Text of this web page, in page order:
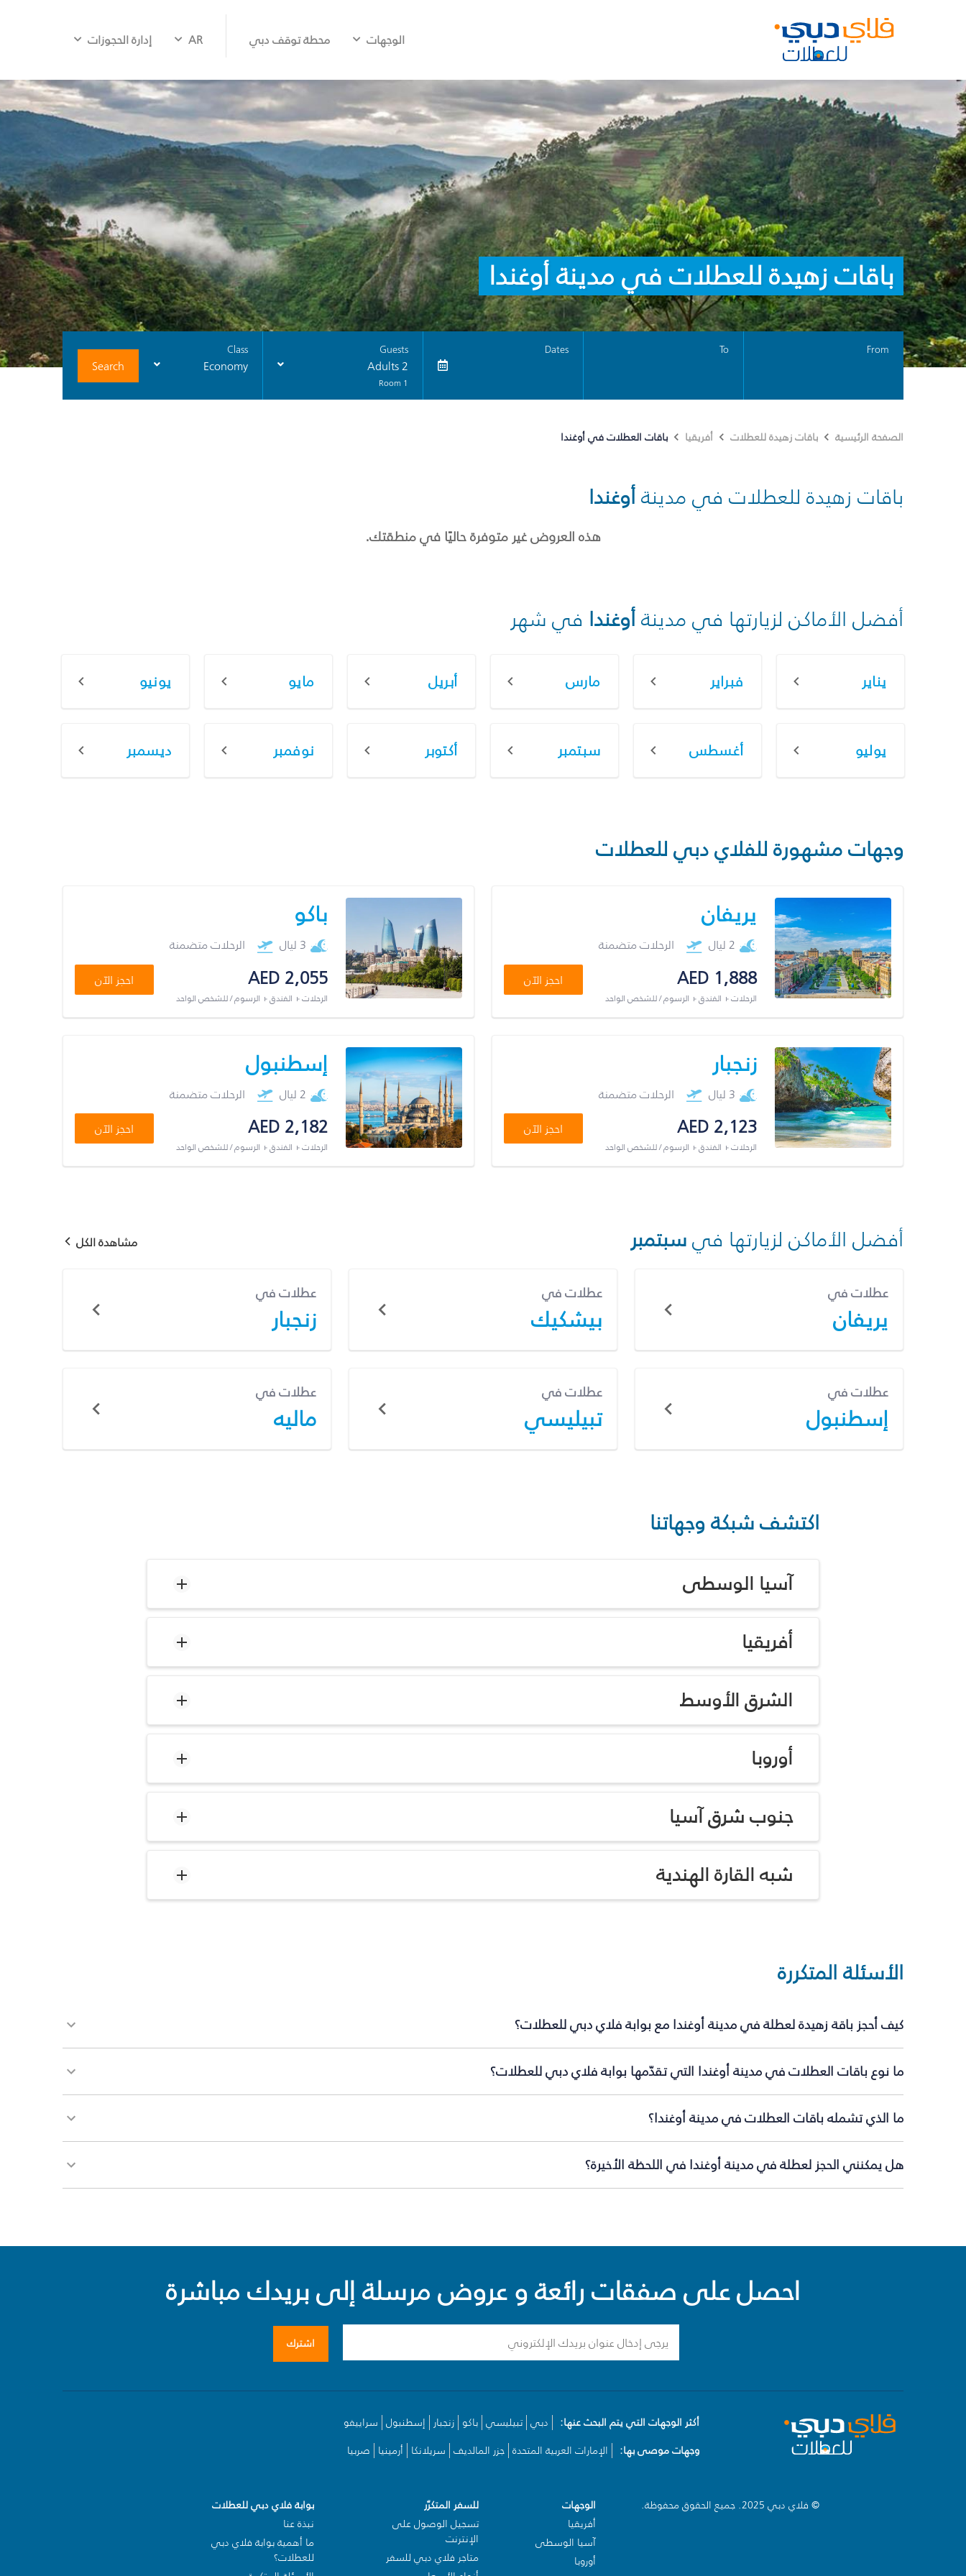
الوجهات محطة توقف دبي AR إدارة الحجوزات
باقات زهيدة للعطلات في مدينة أوغندا
From
To
Dates
Guests
2 Adults
1 Room
Class
Economy
Search
الصفحة الرئيسية باقات زهيدة للعطلات أفريقيا باقات العطلات في أوغندا
باقات زهيدة للعطلات في مدينةأوغندا
هذه العروض غير متوفرة حاليًا في منطقتك.
أفضل الأماكن لزيارتها في مدينةأوغندا في شهر
يناير فبراير مارس أبريل مايو يونيو
يوليو أغسطس سبتمبر أكتوبر نوفمبر ديسمبر
وجهات مشهورة للفلاي دبي للعطلات
يريفان
2 ليال الرحلات متضمنة
AED 1,888
الرحلات + الفندق + الرسوم / للشخص الواحد
احجز الآن
باكو
3 ليال الرحلات متضمنة
AED 2,055
الرحلات + الفندق + الرسوم / للشخص الواحد
احجز الآن
زنجبار
3 ليال الرحلات متضمنة
AED 2,123
الرحلات + الفندق + الرسوم / للشخص الواحد
احجز الآن
إسطنبول
2 ليال الرحلات متضمنة
AED 2,182
الرحلات + الفندق + الرسوم / للشخص الواحد
احجز الآن
أفضل الأماكن لزيارتها فيسبتمبر مشاهدة الكل
عطلات في
يريفان
عطلات في
بيشكيك
عطلات في
زنجبار
عطلات في
إسطنبول
عطلات في
تبيليسي
عطلات في
ماليه
اكتشف شبكة وجهاتنا
آسيا الوسطى
أفريقيا
الشرق الأوسط
أوروبا
جنوب شرق آسيا
شبه القارة الهندية
الأسئلة المتكررة
كيف أحجز باقة زهيدة لعطلة في مدينة أوغندا مع بوابة فلاي دبي للعطلات؟
ما نوع باقات العطلات في مدينة أوغندا التي تقدّمها بوابة فلاي دبي للعطلات؟
ما الذي تشمله باقات العطلات في مدينة أوغندا؟
هل يمكنني الحجز لعطلة في مدينة أوغندا في اللحظة الأخيرة؟
احصل على صفقات رائعة و عروض مرسلة إلى بريدك مباشرة
اشترك
أكثر الوجهات التي يتم البحث عنها: دبي تبيليسي باكو زنجبار إسطنبول سراييفو
وجهات موصى بها:
الإمارات العربية المتحدة جزر المالديف سريلانكا أرمينيا صربيا
© فلاي دبي 2025. جميع الحقوق محفوظة.
الوجهات
أفريقيا
آسيا الوسطى
أوروبا
للسفر المتكرّر
تسجيل الوصول على
الإنترنت
متاجر فلاي دبي للسفر
بوابة فلاي دبي للعطلات
نبذة عنا
ما أهمية بوابة فلاي دبي
للعطلات؟